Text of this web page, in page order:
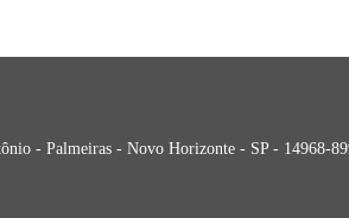
- Palmeiras - Novo Horizonte - SP - 14968-